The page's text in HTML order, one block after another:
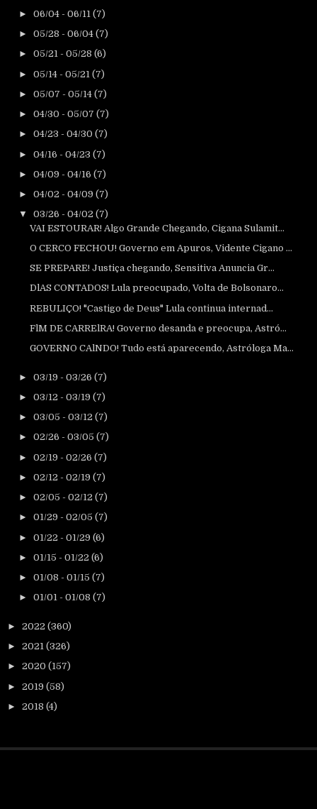
► 06/04 - 06/11 (7)
► 05/28 - 06/04 (7)
► 05/21 - 05/28 (6)
► 05/14 - 05/21 (7)
► 05/07 - 05/14 (7)
► 04/30 - 05/07 (7)
► 04/23 - 04/30 (7)
► 04/16 - 04/23 (7)
► 04/09 - 04/16 (7)
► 04/02 - 04/09 (7)
▼ 03/26 - 04/02 (7)
VAI ESTOURAR! Algo Grande Chegando, Cigana Sulamit...
O CERCO FECHOU! Governo em Apuros, Vidente Cigano ...
SE PREPARE! Justiça chegando, Sensitiva Anuncia Gr...
DlAS CONTADOS! Lula preocupado, Volta de Bolsonaro...
REBULIÇO! "Castigo de Deus" Lula continua internad...
FlM DE CARRElRA! Governo desanda e preocupa, Astró...
GOVERNO CAlNDO! Tudo está aparecendo, Astróloga Ma...
► 03/19 - 03/26 (7)
► 03/12 - 03/19 (7)
► 03/05 - 03/12 (7)
► 02/26 - 03/05 (7)
► 02/19 - 02/26 (7)
► 02/12 - 02/19 (7)
► 02/05 - 02/12 (7)
► 01/29 - 02/05 (7)
► 01/22 - 01/29 (6)
► 01/15 - 01/22 (6)
► 01/08 - 01/15 (7)
► 01/01 - 01/08 (7)
► 2022 (360)
► 2021 (326)
► 2020 (157)
► 2019 (58)
► 2018 (4)